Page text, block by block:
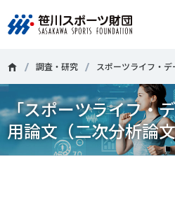
財団情
研究員
調査・
＃誰が子どものスポーツをささえるのか
＃アクティブなまちづくり ＃日本
調査・研究 スポーツライフ・デ
「スポーツライフ・
用論文（二次分析論